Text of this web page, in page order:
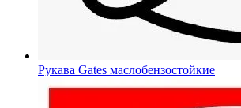
Рукава Gates маслобензостойкие